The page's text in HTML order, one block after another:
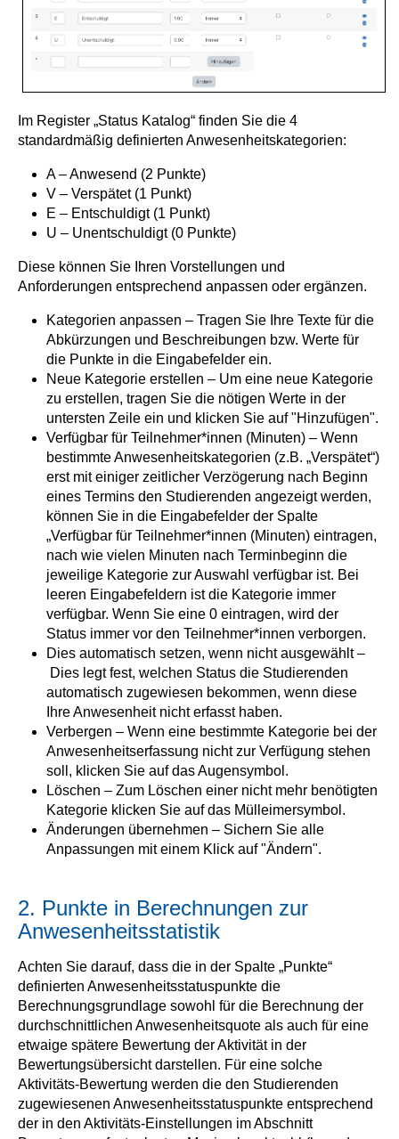
Im Register „Status Katalog“ finden Sie die 4
standardmäßig definierten Anwesenheitskategorien:
A – Anwesend (2 Punkte)
V – Verspätet (1 Punkt)
E – Entschuldigt (1 Punkt)
U – Unentschuldigt (0 Punkte)
Diese können Sie Ihren Vorstellungen und
Anforderungen entsprechend anpassen oder ergänzen.
Kategorien anpassen – Tragen Sie Ihre Texte für die
Abkürzungen und Beschreibungen bzw. Werte für
die Punkte in die Eingabefelder ein.
Neue Kategorie erstellen – Um eine neue Kategorie
zu erstellen, tragen Sie die nötigen Werte in der
untersten Zeile ein und klicken Sie auf "Hinzufügen".
Verfügbar für Teilnehmer*innen (Minuten) – Wenn
bestimmte Anwesenheitskategorien (z.B. „Verspätet“)
erst mit einiger zeitlicher Verzögerung nach Beginn
eines Termins den Studierenden angezeigt werden,
können Sie in die Eingabefelder der Spalte
„Verfügbar für Teilnehmer*innen (Minuten) eintragen,
nach wie vielen Minuten nach Terminbeginn die
jeweilige Kategorie zur Auswahl verfügbar ist. Bei
leeren Eingabefeldern ist die Kategorie immer
verfügbar. Wenn Sie eine 0 eintragen, wird der
Status immer vor den Teilnehmer*innen verborgen.
Dies automatisch setzen, wenn nicht ausgewählt –
Dies legt fest, welchen Status die Studierenden
automatisch zugewiesen bekommen, wenn diese
Ihre Anwesenheit nicht erfasst haben.
Verbergen – Wenn eine bestimmte Kategorie bei der
Anwesenheitserfassung nicht zur Verfügung stehen
soll, klicken Sie auf das Augensymbol.
Löschen – Zum Löschen einer nicht mehr benötigten
Kategorie klicken Sie auf das Mülleimersymbol.
Änderungen übernehmen – Sichern Sie alle
Anpassungen mit einem Klick auf "Ändern".
2. Punkte in Berechnungen zur
Anwesenheitsstatistik
Achten Sie darauf, dass die in der Spalte „Punkte“
definierten Anwesenheitsstatuspunkte die
Berechnungsgrundlage sowohl für die Berechnung der
durchschnittlichen Anwesenheitsquote als auch für eine
etwaige spätere Bewertung der Aktivität in der
Bewertungsübersicht darstellen. Für eine solche
Aktivitäts-Bewertung werden die den Studierenden
zugewiesenen Anwesenheitsstatuspunkte entsprechend
der in den Aktivitäts-Einstellungen im Abschnitt